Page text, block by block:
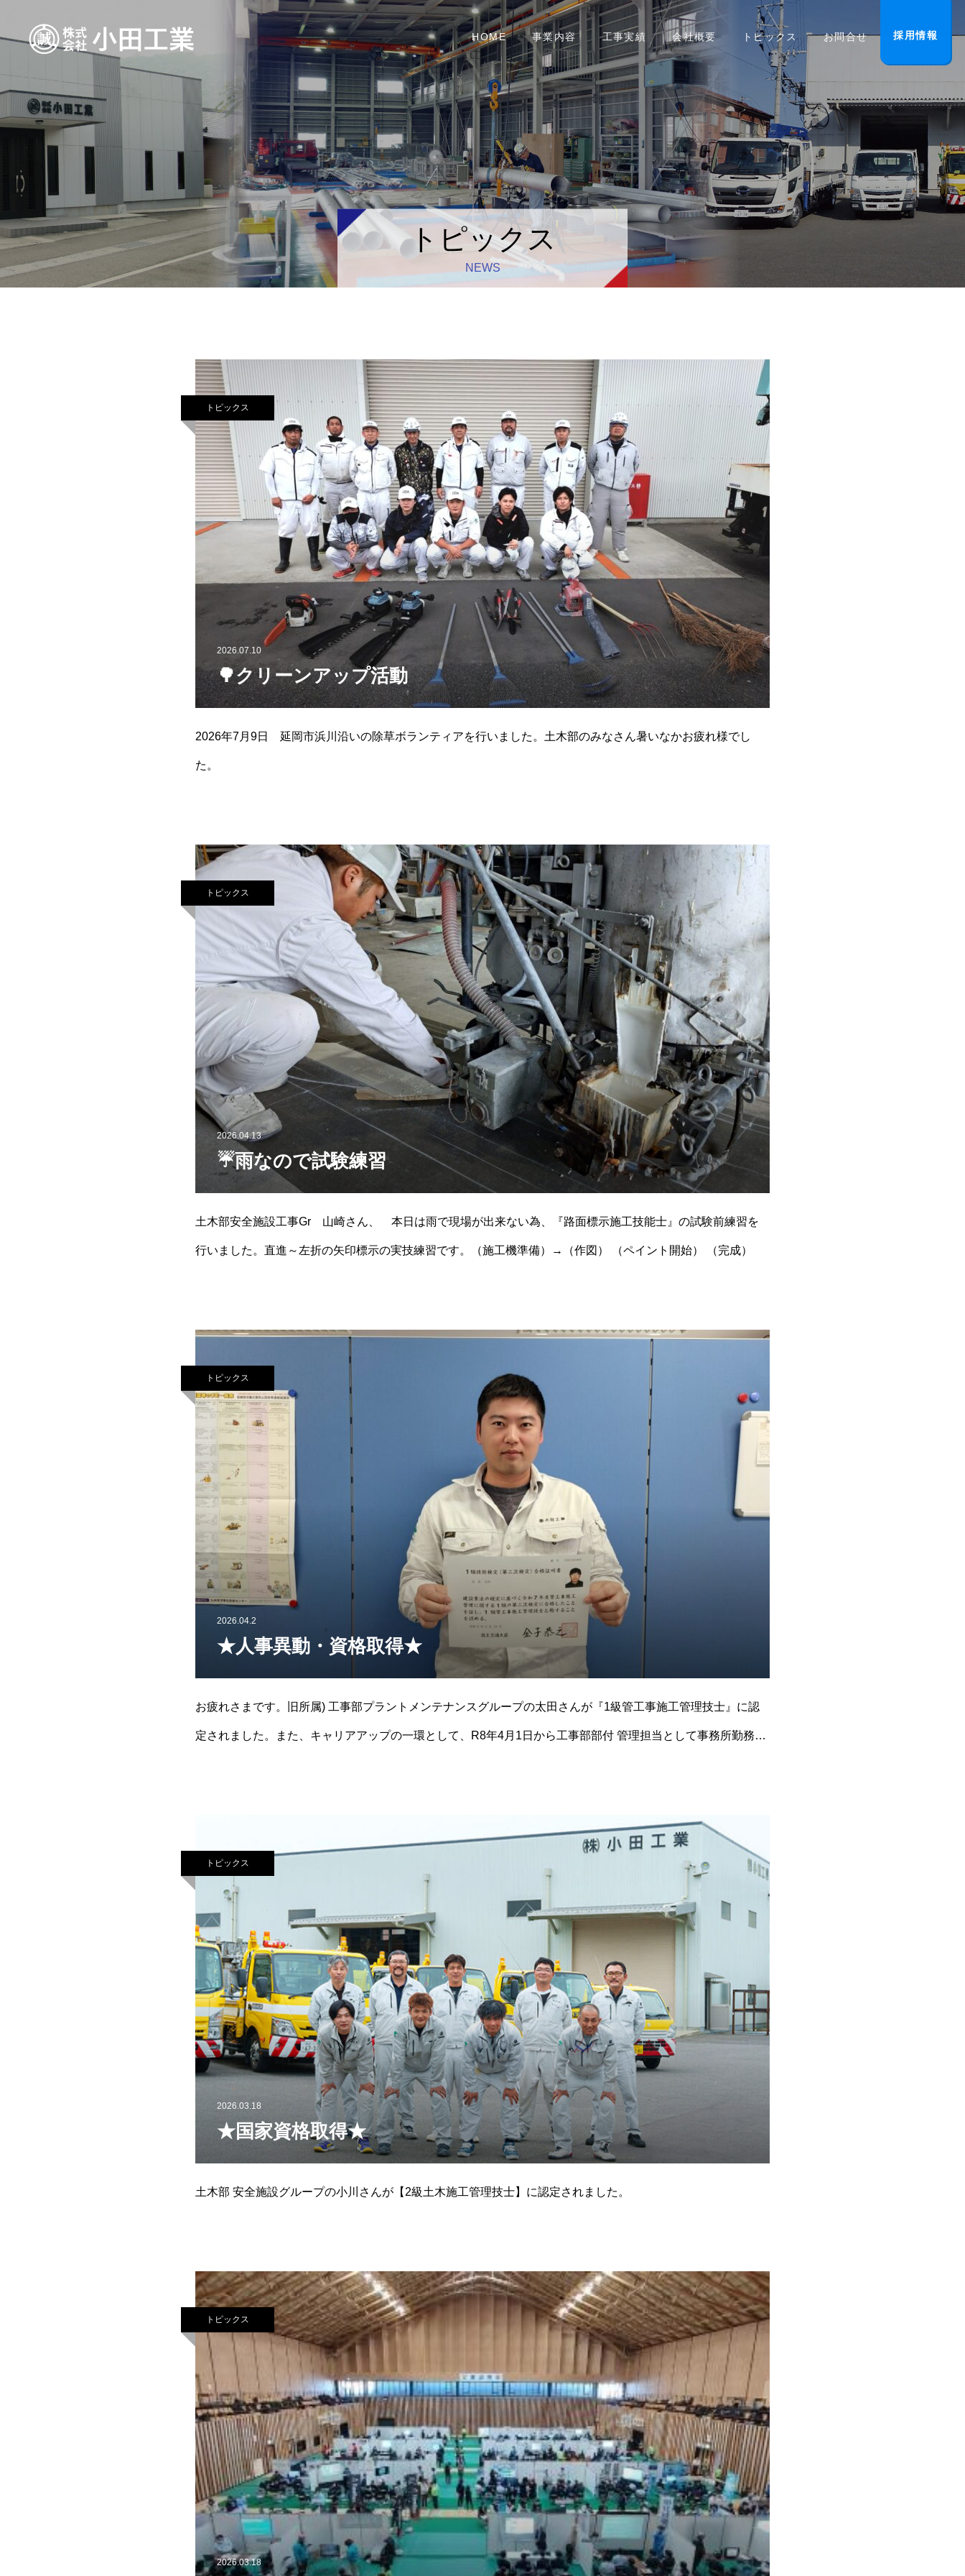
HOME 事業内容 工事実績 会社概要 トピックス お問合せ 採用情報
トピックス
NEWS
トピックス
2026.07.10
🌳クリーンアップ活動
2026年7月9日 延岡市浜川沿いの除草ボランティアを行いました。土木部のみなさん暑いなかお疲れ様でし
トピックス
2026.04.13
☔雨なので試験練習
土木部安全施設工事Gr 山崎さん、 本日は雨で現場が出来ない為、『路面標示施工技能士』の試験前練習を
行いました。直進～左折の矢印標示の実技練習です。（施工機準備）→（作図） （ペイント開始） （完成）
トピックス
2026.04.2
★人事異動・資格取得★
お疲れさまです。旧所属) 工事部プラントメンテナンスグループの太田さんが『1級管工事施工管理技士』に認
定されました。また、キャリアアップの一環として、R8年4月1日から工事部部付 管理担当として事務所勤務に
トピックス
2026.03.18
★国家資格取得★
土木部 安全施設グループの小川さんが【2級土木施工管理技士】に認定されました。
トピックス
2026.03.18